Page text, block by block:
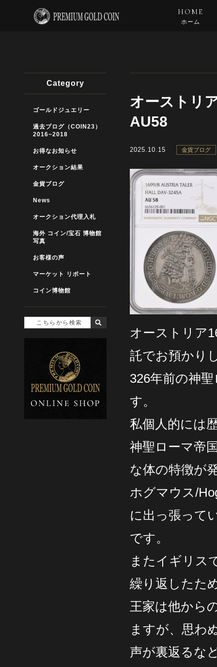
HOME
ホーム
オーストリ
AU58
2025.10.15 金貨ブログ
オーストリア
託でお預かり
326年前の神
す。
私個人的には
神聖ローマ帝
な体の特徴が
ホグマウス/
に出っ張って
です。
またイギリス
繰り返したた
王家は他から
ますが、思わ
声が裏返るな
Category
ゴールドジュエリー
過去ブログ（COIN23）
2016~2018
お得なお知らせ
オークション結果
金貨ブログ
News
オークション代理入札
海外 コイン/宝石 博物館
写真
お客様の声
マーケット リポート
コイン博物館